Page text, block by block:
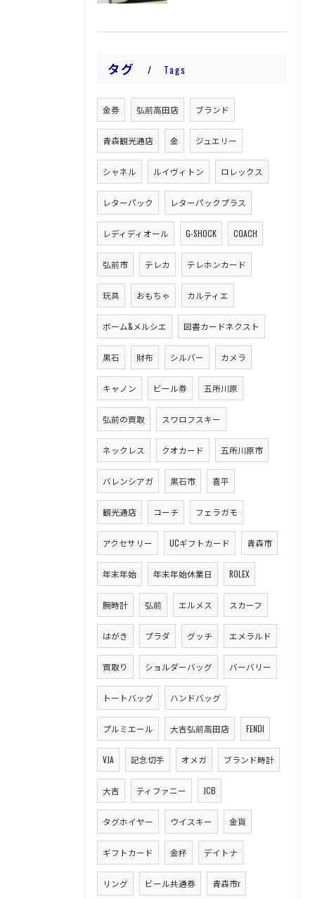
タグ Tags
金券 弘前高田店 ブランド
青森観光通店 金 ジュエリー
シャネル ルイヴィトン ロレックス
レターパック レターパックプラス
レディディオール G-SHOCK COACH
弘前市 テレカ テレホンカード
玩具 おもちゃ カルティエ
ボーム&メルシエ 図書カードネクスト
黒石 財布 シルバー カメラ
キャノン ビール券 五所川原
弘前の買取 スワロフスキー
ネックレス クオカード 五所川原市
バレンシアガ 黒石市 喜平
観光通店 コーチ フェラガモ
アクセサリー UCギフトカード 青森市
年末年始 年末年始休業日 ROLEX
腕時計 弘前 エルメス スカーフ
はがき プラダ グッチ エメラルド
買取り ショルダーバッグ バーバリー
トートバッグ ハンドバッグ
プルミエール 大吉弘前高田店 FENDI
VJA 記念切手 オメガ ブランド時計
大吉 ティファニー JCB
タグホイヤー ウイスキー 金貨
ギフトカード 金杯 デイトナ
リング ビール共通券 青森市r